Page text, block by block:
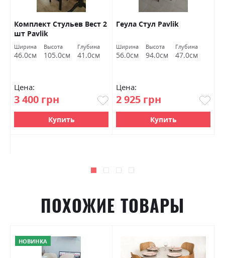
Комплект Стульев Вест 2
шт Pavlik
Ширина
46.0см
Высота
105.0см
Глубина
41.0см
Цена:
3 400 грн
Купить
Геула Стул Pavlik
Ширина
56.0см
Высота
94.0см
Глубина
47.0см
Цена:
2 925 грн
Купить
ПОХОЖИЕ ТОВАРЫ
НОВИНКА